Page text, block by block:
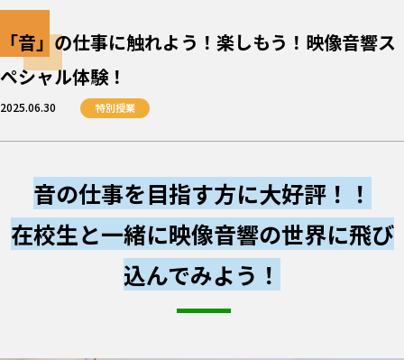
「音」の仕事に触れよう！楽しもう！映像音響ス
ペシャル体験！
2025.06.30 特別授業
音の仕事を目指す方に大好評！！
在校生と一緒に映像音響の世界に飛び
込んでみよう！